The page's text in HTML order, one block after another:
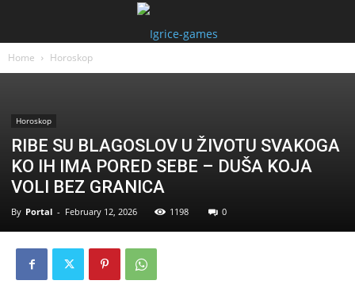
Home Horoskop
Horoskop
RIBE SU BLAGOSLOV U ŽIVOTU SVAKOGA
KO IH IMA PORED SEBE – DUŠA KOJA
VOLI BEZ GRANICA
By Portal - February 12, 2026 1198 0